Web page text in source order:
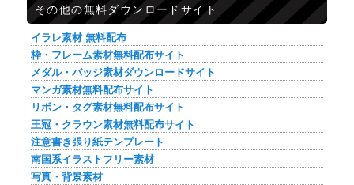
その他の無料ダウンロードサイト
イラレ素材 無料配布
枠・フレーム素材無料配布サイト
メダル・バッジ素材ダウンロードサイト
マンガ素材無料配布サイト
リボン・タグ素材無料配布サイト
王冠・クラウン素材無料配布サイト
注意書き張り紙テンプレート
南国系イラストフリー素材
写真・背景素材